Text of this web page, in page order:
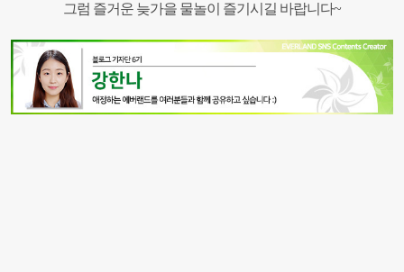
그럼 즐거운 늦가을 물놀이 즐기시길 바랍니다~